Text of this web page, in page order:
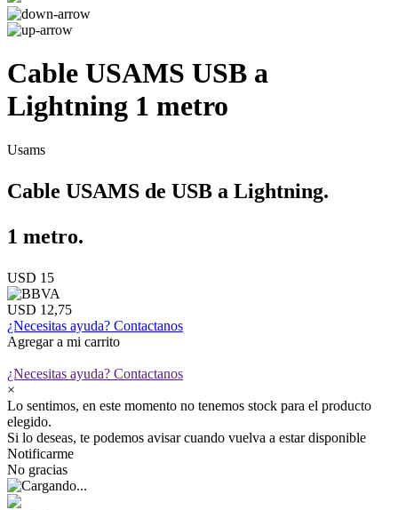
Cable USAMS USB a
Lightning 1 metro
Usams
Cable USAMS de USB a Lightning.
1 metro.
USD 15
USD 12,75
¿Necesitas ayuda? Contactanos
Agregar a mi carrito
¿Necesitas ayuda? Contactanos
×
Lo sentimos, en este momento no tenemos stock para el producto
elegido.
Si lo deseas, te podemos avisar cuando vuelva a estar disponible
Notificarme
No gracias